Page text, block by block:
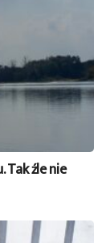
Tak źle nie